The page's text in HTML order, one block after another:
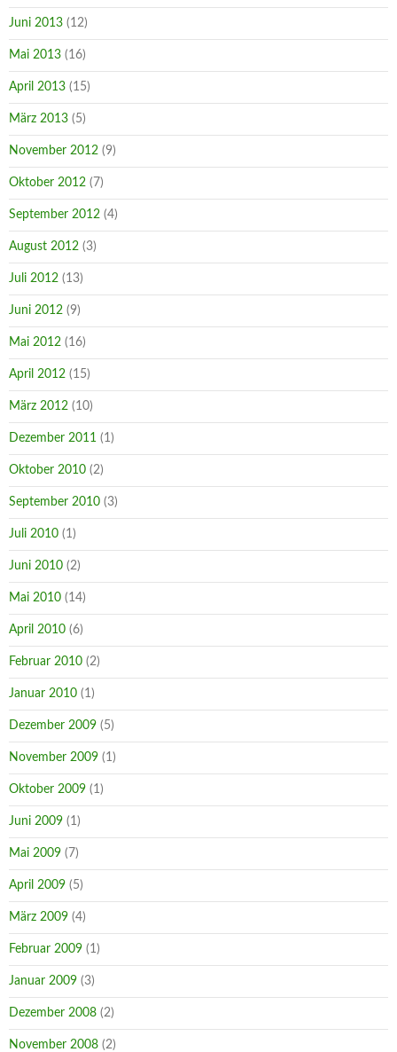
Juni 2013 (12)
Mai 2013 (16)
April 2013 (15)
März 2013 (5)
November 2012 (9)
Oktober 2012 (7)
September 2012 (4)
August 2012 (3)
Juli 2012 (13)
Juni 2012 (9)
Mai 2012 (16)
April 2012 (15)
März 2012 (10)
Dezember 2011 (1)
Oktober 2010 (2)
September 2010 (3)
Juli 2010 (1)
Juni 2010 (2)
Mai 2010 (14)
April 2010 (6)
Februar 2010 (2)
Januar 2010 (1)
Dezember 2009 (5)
November 2009 (1)
Oktober 2009 (1)
Juni 2009 (1)
Mai 2009 (7)
April 2009 (5)
März 2009 (4)
Februar 2009 (1)
Januar 2009 (3)
Dezember 2008 (2)
November 2008 (2)